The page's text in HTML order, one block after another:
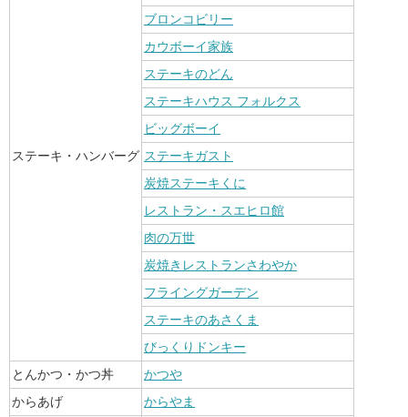
ステーキ・ハンバーグ
ブロンコビリー
カウボーイ家族
ステーキのどん
ステーキハウス フォルクス
ビッグボーイ
ステーキガスト
炭焼ステーキくに
レストラン・スエヒロ館
肉の万世
炭焼きレストランさわやか
フライングガーデン
ステーキのあさくま
びっくりドンキー
とんかつ・かつ丼
かつや
からあげ
からやま